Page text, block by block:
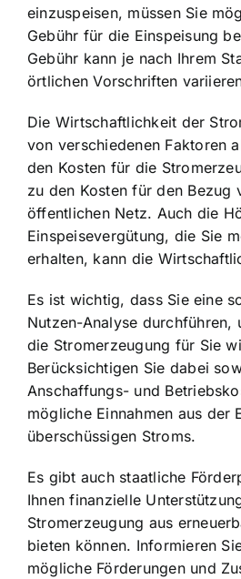
einzuspeisen, müssen Sie
Gebühr für die Einspeisung
Gebühr kann je nach Ihrem
örtlichen Vorschriften
Die Wirtschaftlichkeit der
von verschiedenen Faktoren
den Kosten für die
zu den Kosten für den Bezug
öffentlichen Netz. Auch die
Einspeisevergütung, die Sie
erhalten, kann die
Es ist wichtig, dass Sie eine
Nutzen-Analyse durchführen,
die Stromerzeugung für Sie
Berücksichtigen Sie dabei
Anschaffungs- und
mögliche Einnahmen aus der
überschüssigen Stroms.
Es gibt auch staatliche
Ihnen finanzielle
Stromerzeugung aus
bieten können. Informieren
mögliche Förderungen und